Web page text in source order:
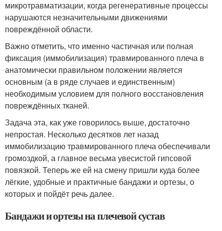
микротравматизации, когда регенеративные процессы
нарушаются незначительными движениями
повреждённой области.
Важно отметить, что именно частичная или полная
фиксация (иммобилизация) травмированного плеча в
анатомически правильном положении является
основным (а в ряде случаев и единственным)
необходимым условием для полного восстановления
повреждённых тканей.
Задача эта, как уже говорилось выше, достаточно
непростая. Несколько десятков лет назад
иммобилизацию травмированного плеча обеспечивали
громоздкой, а главное весьма увесистой гипсовой
повязкой. Теперь же ей на смену пришли куда более
лёгкие, удобные и практичные бандажи и ортезы, о
которых и пойдёт речь далее.
Бандажи и ортезы на плечевой сустав